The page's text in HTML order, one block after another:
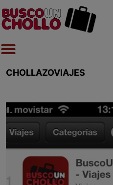
CHOLLAZOVIAJES